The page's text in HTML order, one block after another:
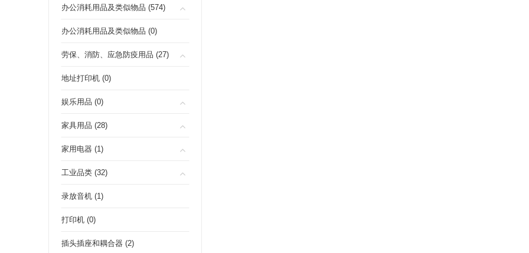
办公消耗用品及类似物品 (574)
办公消耗用品及类似物品 (0)
劳保、消防、应急防疫用品 (27)
地址打印机 (0)
娱乐用品 (0)
家具用品 (28)
家用电器 (1)
工业品类 (32)
录放音机 (1)
打印机 (0)
插头插座和耦合器 (2)